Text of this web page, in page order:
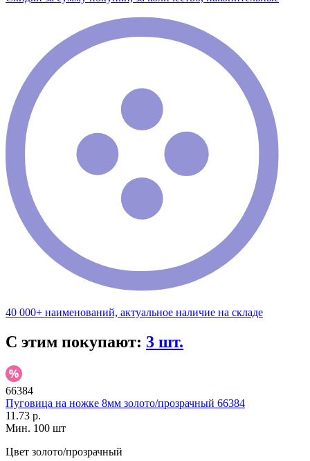
40 000+ наименований, актуальное наличие на складе
С этим покупают: 3 шт.
66384
Пуговица на ножке 8мм золото/прозрачный 66384
11.73 р.
Мин. 100 шт
Цвет золото/прозрачный